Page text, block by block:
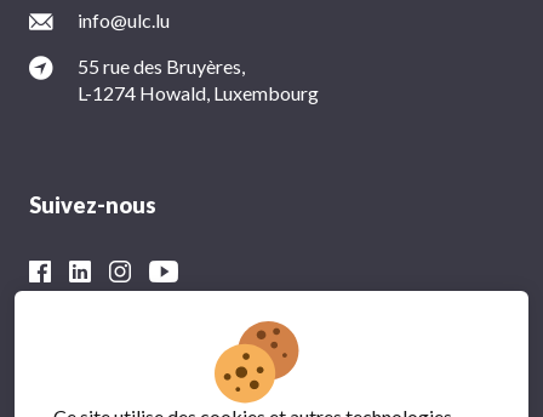
info@ulc.lu
55 rue des Bruyères,
L-1274 Howald, Luxembourg
Suivez-nous
Avec le soutien financier du